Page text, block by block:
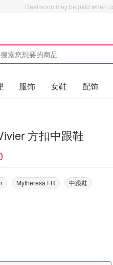
Dealmoon may be paid when
服饰 女鞋 配饰
方扣中跟鞋
Mytheresa FR 中跟鞋